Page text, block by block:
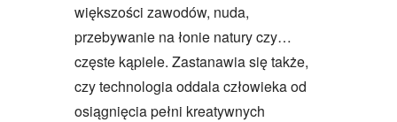
większości zawodów, nuda,
przebywanie na łonie natury czy…
częste kąpiele. Zastanawia się także,
czy technologia oddala człowieka od
osiągnięcia pełni kreatywnych